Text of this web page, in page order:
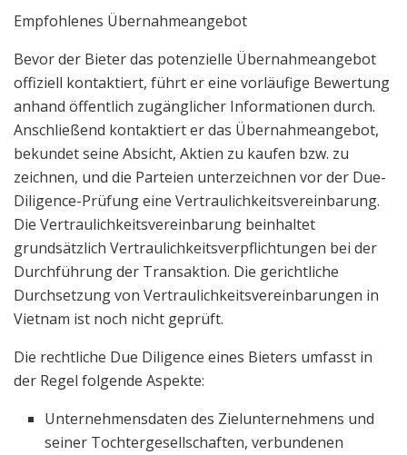
Empfohlenes Übernahmeangebot
Bevor der Bieter das potenzielle Übernahmeangebot
offiziell kontaktiert, führt er eine vorläufige Bewertung
anhand öffentlich zugänglicher Informationen durch.
Anschließend kontaktiert er das Übernahmeangebot,
bekundet seine Absicht, Aktien zu kaufen bzw. zu
zeichnen, und die Parteien unterzeichnen vor der Due-
Diligence-Prüfung eine Vertraulichkeitsvereinbarung.
Die Vertraulichkeitsvereinbarung beinhaltet
grundsätzlich Vertraulichkeitsverpflichtungen bei der
Durchführung der Transaktion. Die gerichtliche
Durchsetzung von Vertraulichkeitsvereinbarungen in
Vietnam ist noch nicht geprüft.
Die rechtliche Due Diligence eines Bieters umfasst in
der Regel folgende Aspekte:
Unternehmensdaten des Zielunternehmens und
seiner Tochtergesellschaften, verbundenen